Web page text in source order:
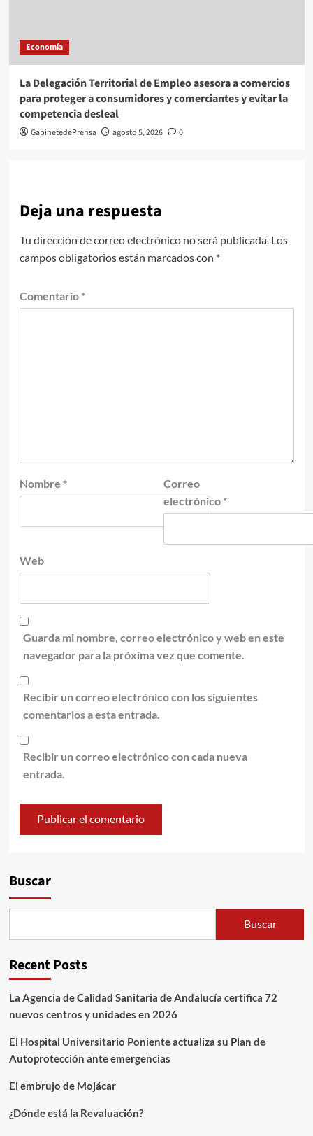
Economía
La Delegación Territorial de Empleo asesora a comercios
para proteger a consumidores y comerciantes y evitar la
competencia desleal
GabinetedePrensa agosto 5, 2026 0
Deja una respuesta
Tu dirección de correo electrónico no será publicada. Los
campos obligatorios están marcados con *
Comentario *
Nombre *
Correo
electrónico *
Web
Guarda mi nombre, correo electrónico y web en este
navegador para la próxima vez que comente.
Recibir un correo electrónico con los siguientes
comentarios a esta entrada.
Recibir un correo electrónico con cada nueva
entrada.
Buscar
Buscar
Recent Posts
La Agencia de Calidad Sanitaria de Andalucía certifica 72
nuevos centros y unidades en 2026
El Hospital Universitario Poniente actualiza su Plan de
Autoprotección ante emergencias
El embrujo de Mojácar
¿Dónde está la Revaluación?